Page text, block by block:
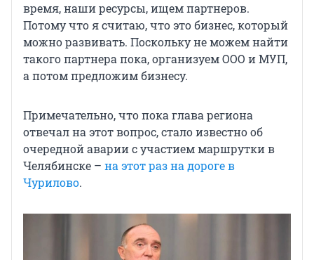
время, наши ресурсы, ищем партнеров.
Потому что я считаю, что это бизнес, который
можно развивать. Поскольку не можем найти
такого партнера пока, организуем ООО и МУП,
а потом предложим бизнесу.
Примечательно, что пока глава региона
отвечал на этот вопрос, стало известно об
очередной аварии с участием маршрутки в
Челябинске – на этот раз на дороге в
Чурилово.